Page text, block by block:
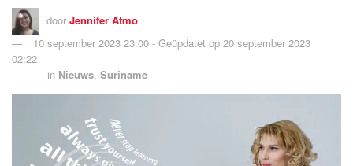
door Jennifer Atmo
10 september 2023 23:00 - Geüpdatet op 20 september 2023
02:22
in Nieuws, Suriname